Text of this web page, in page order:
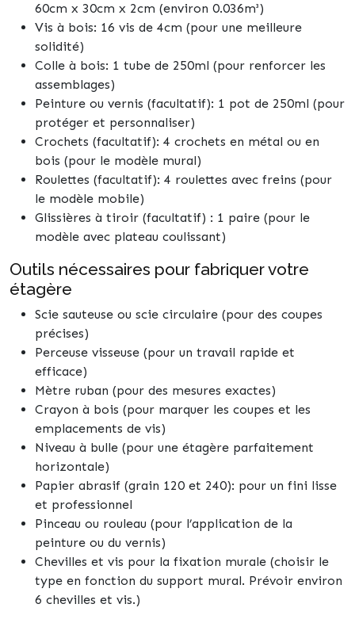
60cm x 30cm x 2cm (environ 0.036m³)
Vis à bois: 16 vis de 4cm (pour une meilleure
solidité)
Colle à bois: 1 tube de 250ml (pour renforcer les
assemblages)
Peinture ou vernis (facultatif): 1 pot de 250ml (pour
protéger et personnaliser)
Crochets (facultatif): 4 crochets en métal ou en
bois (pour le modèle mural)
Roulettes (facultatif): 4 roulettes avec freins (pour
le modèle mobile)
Glissières à tiroir (facultatif) : 1 paire (pour le
modèle avec plateau coulissant)
Outils nécessaires pour fabriquer votre
étagère
Scie sauteuse ou scie circulaire (pour des coupes
précises)
Perceuse visseuse (pour un travail rapide et
efficace)
Mètre ruban (pour des mesures exactes)
Crayon à bois (pour marquer les coupes et les
emplacements de vis)
Niveau à bulle (pour une étagère parfaitement
horizontale)
Papier abrasif (grain 120 et 240): pour un fini lisse
et professionnel
Pinceau ou rouleau (pour l’application de la
peinture ou du vernis)
Chevilles et vis pour la fixation murale (choisir le
type en fonction du support mural. Prévoir environ
6 chevilles et vis.)